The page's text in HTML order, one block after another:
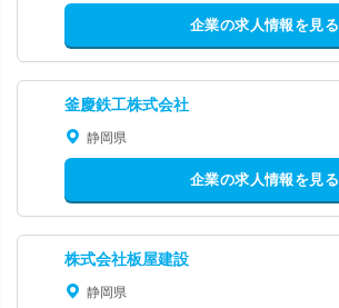
企業の求人情報を見る
釜慶鉄工株式会社
静岡県
企業の求人情報を見る
株式会社板屋建設
静岡県